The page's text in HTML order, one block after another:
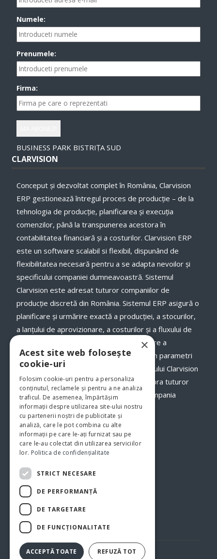
Numele:
Prenumele:
Firma:
BUSINESS PARK BISTRIȚA SUD
CLARVISION
Conceput și dezvoltat complet în România, Clarvision
ERP gestionează întregul proces de producție – de la
tehnologia de producție, planificarea și execuţia
comenzilor, până la transpunerea acestora în
contabilitatea financiară și a costurilor. Clarvision ERP
este un software scalabil si flexibil, dispunând de
flexibilitatea necesară pentru a se adapta nevoilor și
specificului companiei dumneavoastră. Sistemul
Clarvision este adresat tuturor companiilor de
producție discretă din România. Sistemul ERP asigură o
planificare și urmărire exactă a producției, a stocurilor,
a lanţului de aprovizionare, a costurilor și a fluxului de
numerar, a termenelor de livrare și onorare a
comenzilor către clienții dumneavoastră, în parametri
optimi. Odată cu implementarea programului Clarvision
veți avea o imagine clară, în timp real asupra tuturor
proceselor şi fluxurilor de activităţi din compania
dumneavoastră.www.clarvision.ro
Str.Nicolae Titulescu 6, Bistrita
Tel. 0040-744-772139
Politica de confidentialitate
Politica cookie
×
Acest site web folosește
cookie-uri
Folosim cookie-uri pentru a personaliza
conținutul, reclamele și pentru a ne analiza
traficul. De asemenea, împărtășim
informații despre utilizarea site-ului nostru
cu partenerii noștri de publicitate și
analiză, care le pot combina cu alte
informații pe care le-ați furnizat sau pe
care le-au colectat din utilizarea serviciilor
lor. Politica de confidențialitate
STRICT NECESARE
DE PERFORMANȚĂ
DE TARGETARE
DE FUNCŢIONALITATE
ACCEPTĂ TOATE REFUZĂ TOT